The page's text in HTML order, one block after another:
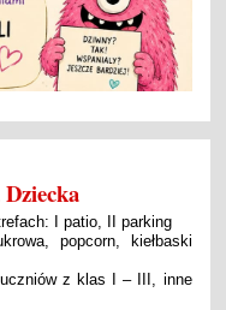
I patio, II parking
popcorn, kiełbaski
z klas I – III, inne